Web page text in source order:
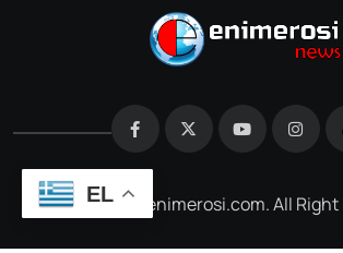
@2026 e-enimerosi.com. All Right
EL